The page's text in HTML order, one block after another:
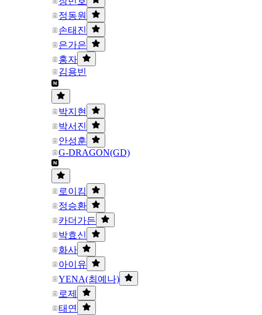
정동원
손태진
은가은
홍자
김용빈
박지현
박서진
안성훈
G-DRAGON(GD)
로이킴
정승환
카더가든
박효신
화사
아이유
YENA(최예나)
로제
태연